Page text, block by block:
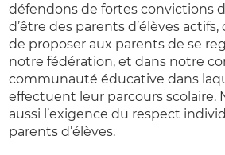
défendons de fortes convictions
d’être des parents d’élèves
de proposer aux parents de se
notre fédération, et dans notre
communauté éducative dans
effectuent leur parcours scolaire.
aussi l’exigence du respect
parents d’élèves.